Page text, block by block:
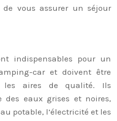
vous assurer un séjour
indispensables pour un
car et doivent être
les aires de qualité. Ils
des eaux grises et noires,
potable, l’électricité et les